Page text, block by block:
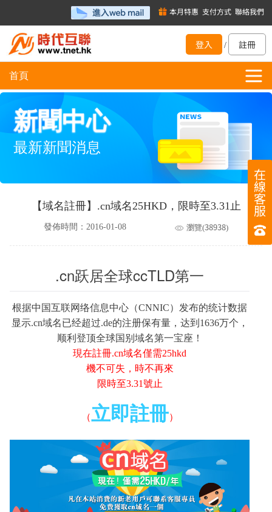
本月特惠 支付方式 聯絡我們
登入 / 註冊
在
線
客
服
首頁
新聞中心
最新新聞消息
【域名註冊】.cn域名25HKD，限時至3.31止
發佈時間：2016-01-08 瀏覽(38938)
.cn跃居全球ccTLD第一
根据中国互联网络信息中心（CNNIC）发布的统计数据
显示.cn域名已经超过.de的注册保有量，达到1636万个，
顺利登顶全球国别域名第一宝座！
現在註冊.cn域名僅需25hkd
機不可失，時不再來
限時至3.31號止
（立即註冊）